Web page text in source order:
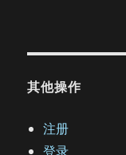
其他操作
注册
登录